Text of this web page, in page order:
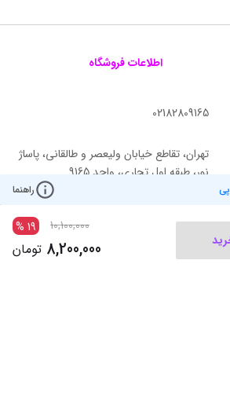
راهنما
10,100,000
19
%
8,200,000 تومان
اطلاعات فروشگاه
02182809165
تهران، تقاطع خیابان ولیعصر و طالقانی، پاساژ
نور، طبقه اول تجاری، واحد 9165